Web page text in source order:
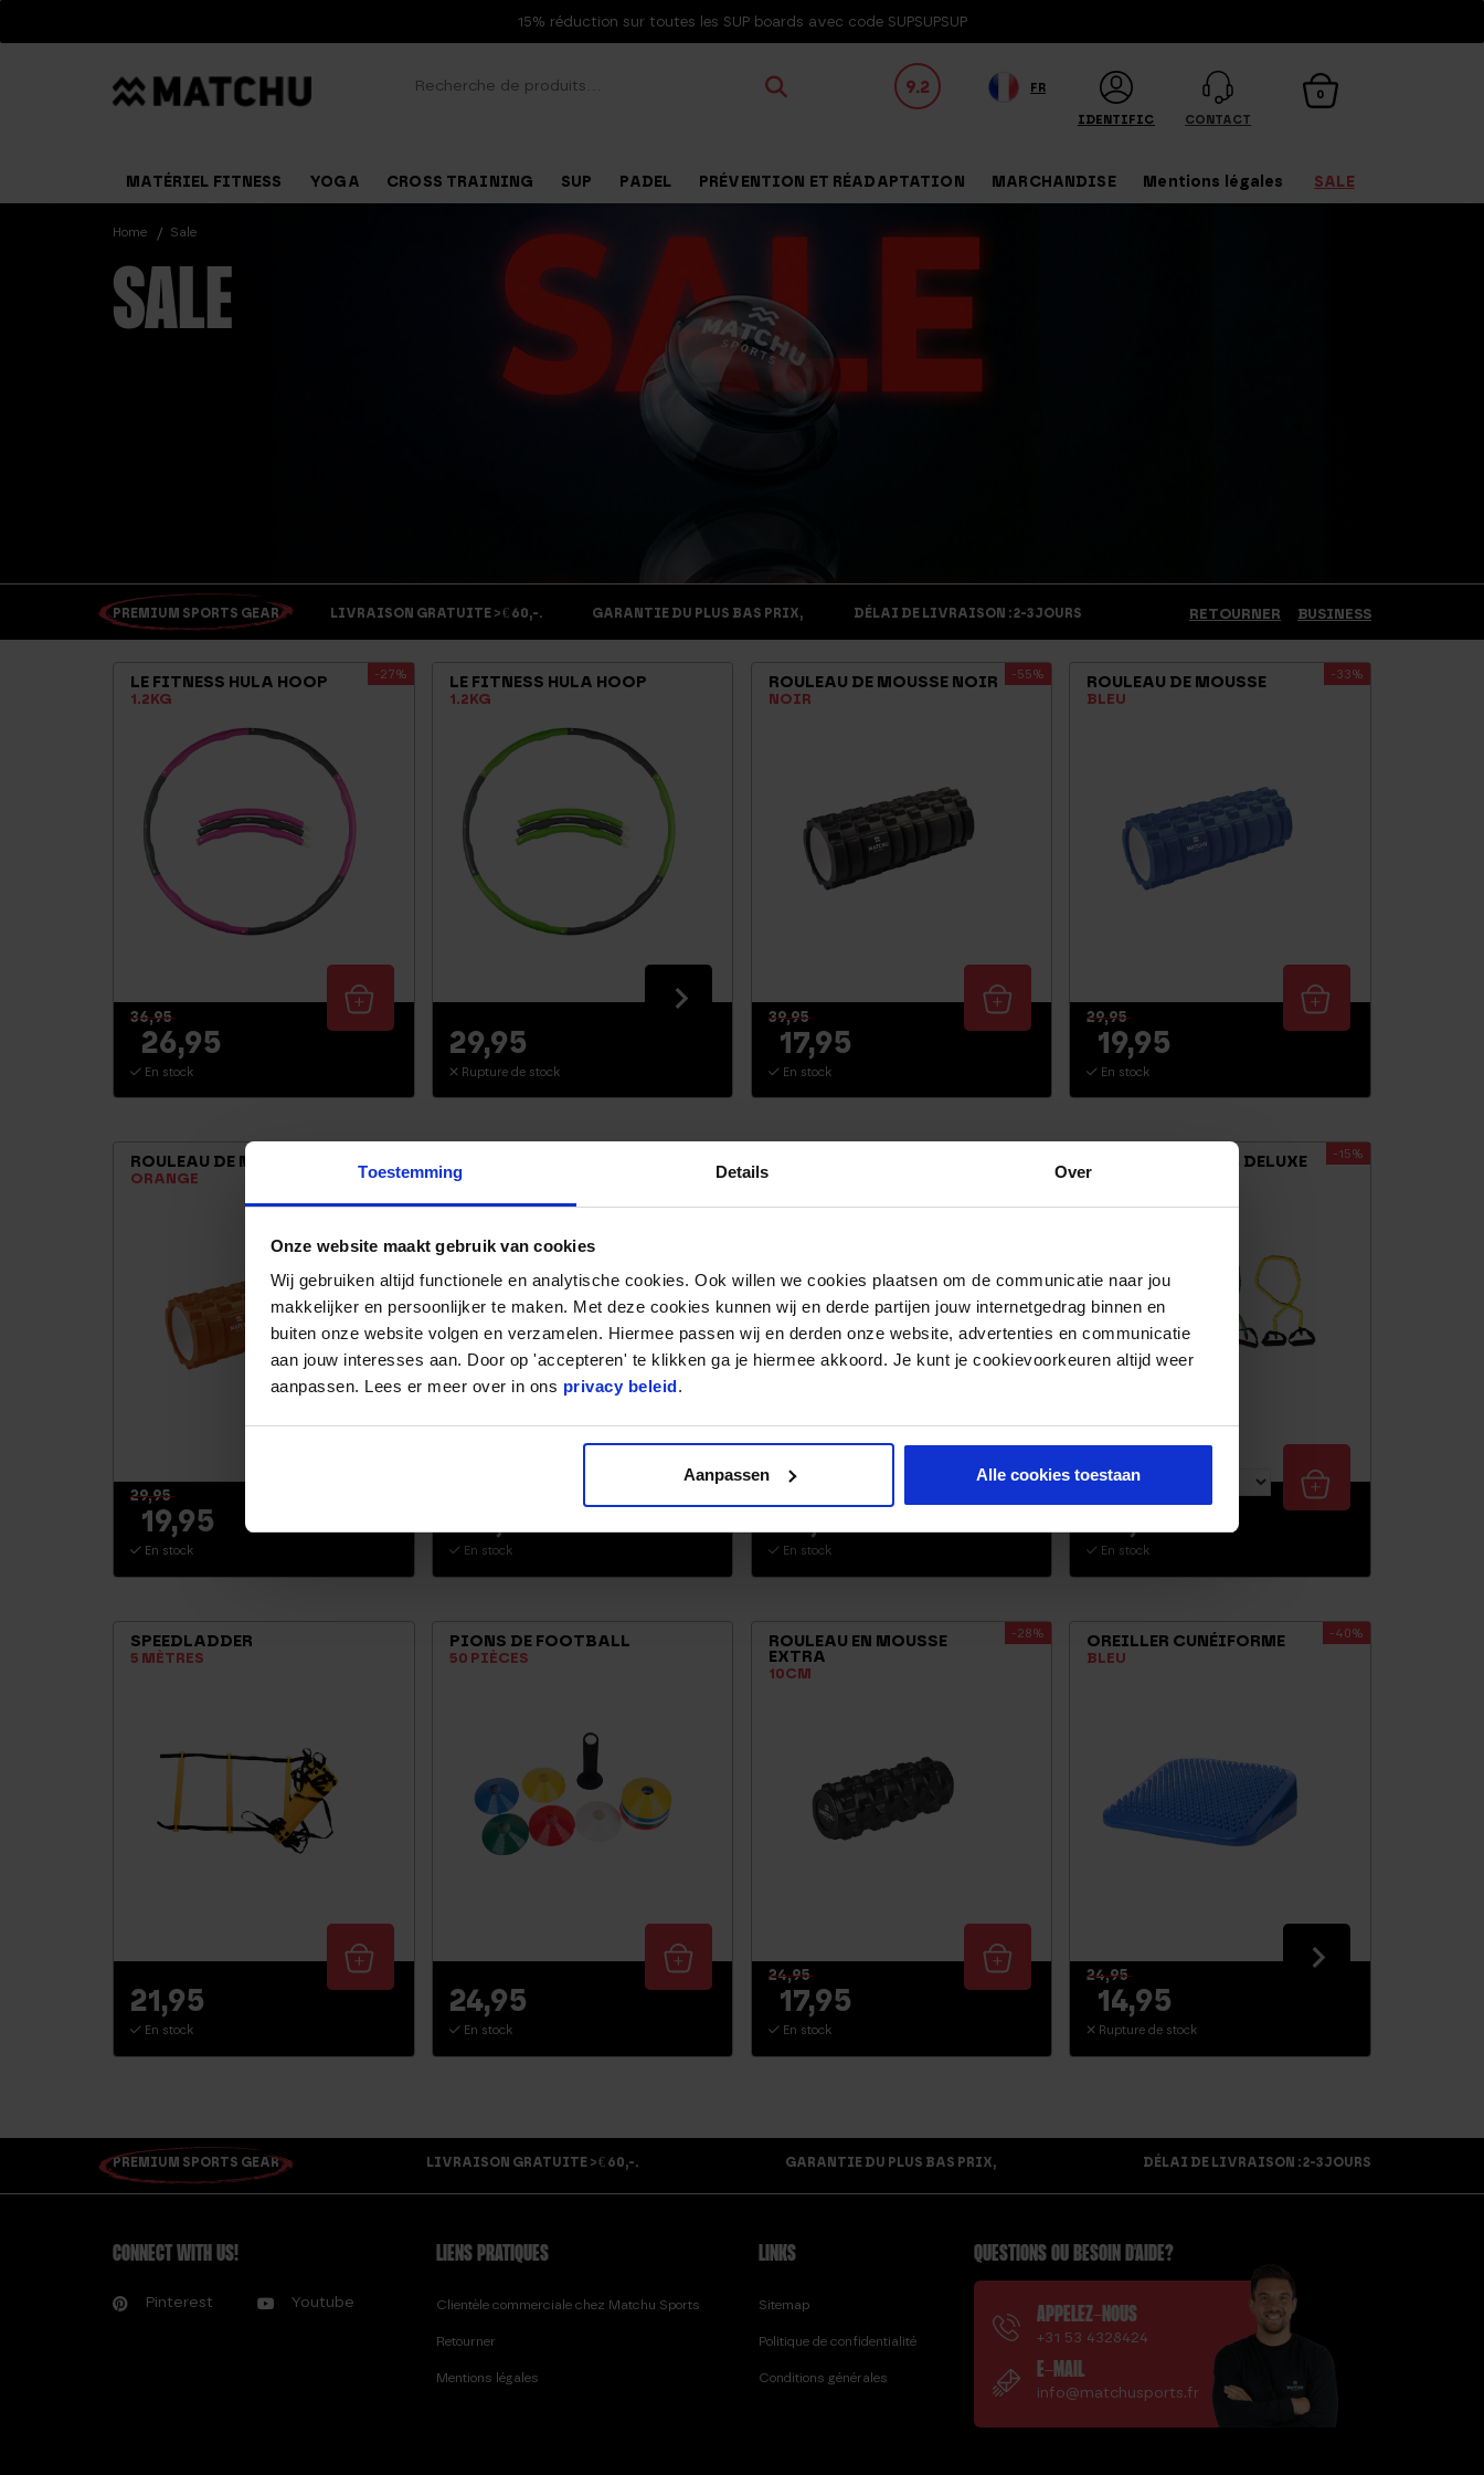
Toestemming Details Over
Onze website maakt gebruik van cookies
Wij gebruiken altijd functionele en analytische cookies. Ook willen we cookies plaatsen om de communicatie naar jou
makkelijker en persoonlijker te maken. Met deze cookies kunnen wij en derde partijen jouw internetgedrag binnen en
buiten onze website volgen en verzamelen. Hiermee passen wij en derden onze website, advertenties en communicatie
aan jouw interesses aan. Door op 'accepteren' te klikken ga je hiermee akkoord. Je kunt je cookievoorkeuren altijd weer
aanpassen. Lees er meer over in ons privacy beleid.
Aanpassen Alle cookies toestaan
15% réduction sur toutes les SUP boards avec code SUPSUPSUP
9.2 FR
IDENTIFICATIONCONTACT
0
MATÉRIEL FITNESS YOGA CROSS TRAINING SUP PADEL PRÉVENTION ET RÉADAPTATION MARCHANDISE Mentions légales SALE
Home Sale
SALE
RETOURNER BUSINESS
PREMIUM SPORTS GEAR LIVRAISON GRATUITE > € 60,-. GARANTIE DU PLUS BAS PRIX, DÉLAI DE LIVRAISON : 2-3 JOURS
LE FITNESS HULA HOOP
1.2KG
-27%
36,95
26,95
En stock
LE FITNESS HULA HOOP
1.2KG
29,95
Rupture de stock
ROULEAU DE MOUSSE NOIR
NOIR
-55%
39,95
17,95
En stock
ROULEAU DE MOUSSE
BLEU
-33%
29,95
19,95
En stock
ROULEAU DE MOUSSE
ORANGE
29,95
19,95
En stock
HAUTE RÉSISTANCE
En stock
1,3 METER
14,95
En stock
FITNESS ELASTIC DELUXE
1,2 MÈTRE
-15%
En stock
SPEEDLADDER
5 MÈTRES
21,95
En stock
PIONS DE FOOTBALL
50 PIÈCES
24,95
En stock
ROULEAU EN MOUSSE
EXTRA
10CM
-28%
24,95
17,95
En stock
OREILLER CUNÉIFORME
BLEU
-40%
24,95
14,95
Rupture de stock
PREMIUM SPORTS GEAR LIVRAISON GRATUITE > € 60,-. GARANTIE DU PLUS BAS PRIX, DÉLAI DE LIVRAISON : 2-3 JOURS
CONNECT WITH US!
Pinterest Youtube
LIENS PRATIQUES
Clientèle commerciale chez Matchu Sports
Retourner
Mentions légales
LINKS
Sitemap
Politique de confidentialité
Conditions générales
QUESTIONS OU BESOIN D'AIDE?
APPELEZ-NOUS
+31 53 4328424
E-MAIL
info@matchusports.fr